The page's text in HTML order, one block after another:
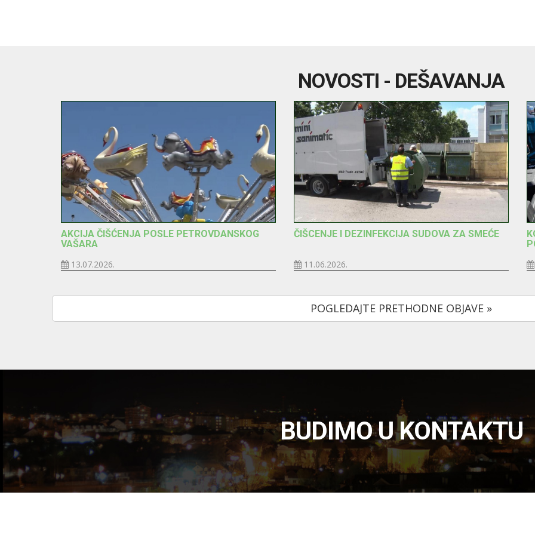
NOVOSTI - DEŠAVANJA
AKCIJA ČIŠĆENJA POSLE PETROVDANSKOG
VAŠARA
13.07.2026.
ČIŠCENJE I DEZINFEKCIJA SUDOVA ZA SMEĆE
11.06.2026.
POGLEDAJTE PRETHODNE OBJAVE »
BUDIMO U KONTAKTU